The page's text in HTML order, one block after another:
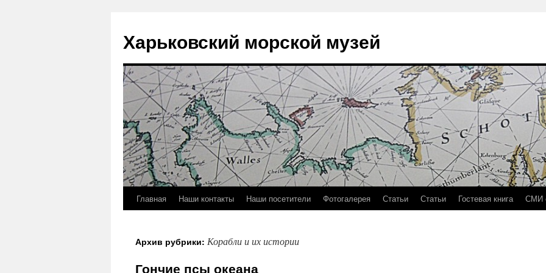
Харьковский морской музей
Главная Наши контакты Наши посетители Фотогалерея Статьи Статьи Гостевая книга СМИ
Архив рубрики: Корабли и их истории
Гончие псы океана